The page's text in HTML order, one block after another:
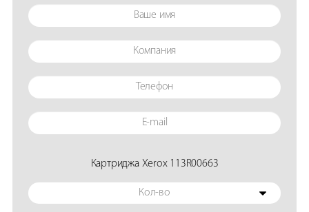
Картриджа Xerox 113R00663
Кол-во